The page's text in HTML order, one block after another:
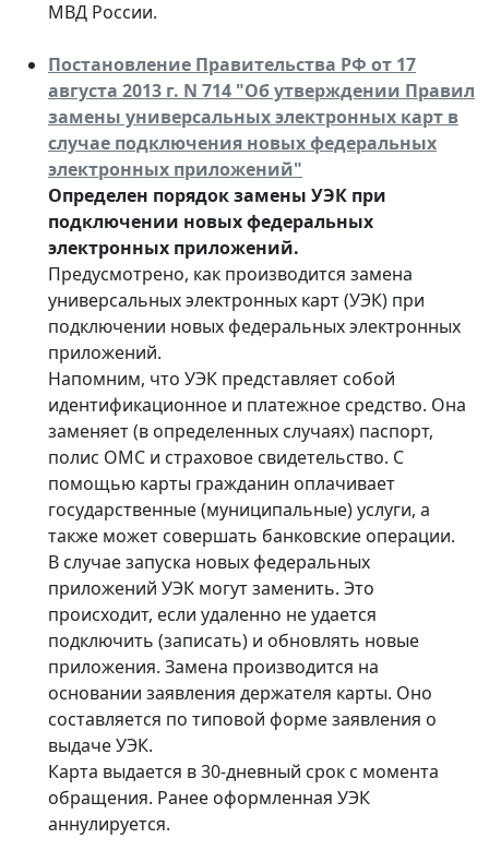
МВД России.
Постановление Правительства РФ от 17
августа 2013 г. N 714 "Об утверждении Правил
замены универсальных электронных карт в
случае подключения новых федеральных
электронных приложений"
Определен порядок замены УЭК при
подключении новых федеральных
электронных приложений.
Предусмотрено, как производится замена
универсальных электронных карт (УЭК) при
подключении новых федеральных электронных
приложений.
Напомним, что УЭК представляет собой
идентификационное и платежное средство. Она
заменяет (в определенных случаях) паспорт,
полис ОМС и страховое свидетельство. С
помощью карты гражданин оплачивает
государственные (муниципальные) услуги, а
также может совершать банковские операции.
В случае запуска новых федеральных
приложений УЭК могут заменить. Это
происходит, если удаленно не удается
подключить (записать) и обновлять новые
приложения. Замена производится на
основании заявления держателя карты. Оно
составляется по типовой форме заявления о
выдаче УЭК.
Карта выдается в 30-дневный срок с момента
обращения. Ранее оформленная УЭК
аннулируется.